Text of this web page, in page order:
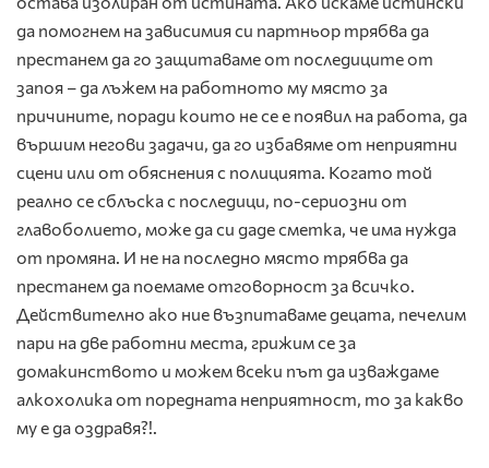
да помогнем на зависимия си партньор трябва да
престанем да го защитаваме от последиците от
запоя – да лъжем на работното му място за
причините, поради които не се е появил на работа, да
вършим негови задачи, да го избавяме от неприятни
сцени или от обяснения с полицията. Когато той
реално се сблъска с последици, по-сериозни от
главоболието, може да си даде сметка, че има нужда
от промяна. И не на последно място трябва да
престанем да поемаме отговорност за всичко.
Действително ако ние възпитаваме децата, печелим
пари на две работни места, грижим се за
домакинството и можем всеки път да изваждаме
алкохолика от поредната неприятност, то за какво
му е да оздравя?!.